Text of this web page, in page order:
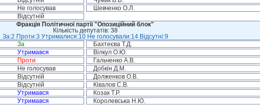
Не голосував Шевченко О.Л.
Відсутній
Фракція Політичної партії "Опозиційний блок"
Кількість депутатів: 38
За:2 Проти:3 Утрималися:10 Не голосували:14 Відсутні:9
За Бахтеєва Т.Д.
Утримався Вілкул О.Ю.
Проти Гальченко А.В.
Не голосував Добкін Д.М.
Відсутній Долженков О.В.
Відсутній Ківалов С.В.
Утримався Козак Т.Р.
Утримався Королевська Н.Ю.